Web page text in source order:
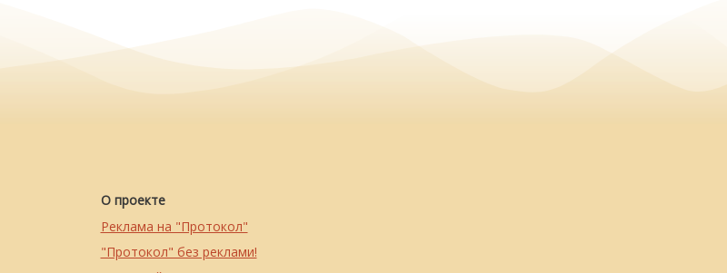
О проекте
Реклама на "Протокол"
"Протокол" без реклами!